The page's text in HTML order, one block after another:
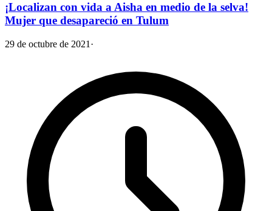
¡Localizan con vida a Aisha en medio de la selva!
Mujer que desapareció en Tulum
29 de octubre de 2021 ·